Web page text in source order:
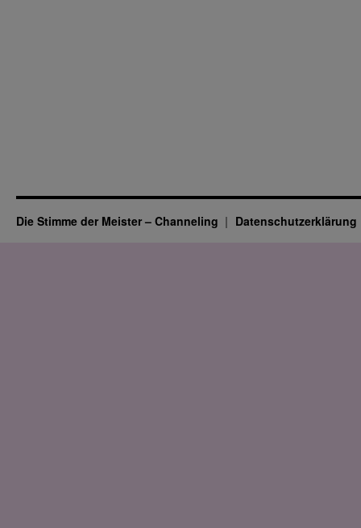
Die Stimme der Meister – Channeling Datenschutz­erklärung